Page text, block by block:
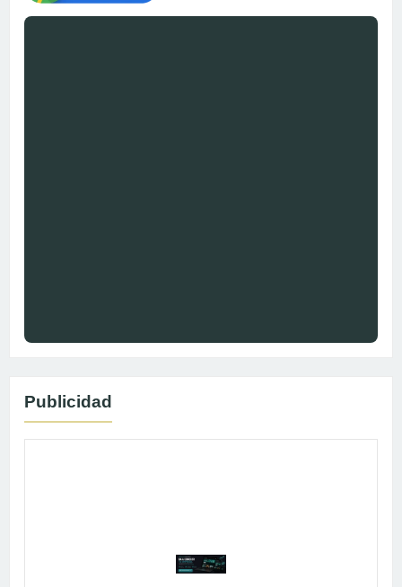
Publicidad
Publicidad